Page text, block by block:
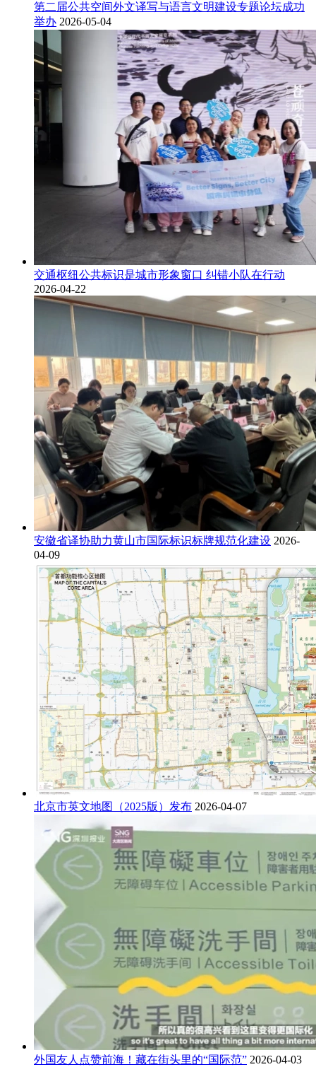
第二届公共空间外文译写与语言文明建设专题论坛成功
举办 2026-05-04
交通枢纽公共标识是城市形象窗口 纠错小队在行动
2026-04-22
安徽省译协助力黄山市国际标识标牌规范化建设 2026-
04-09
北京市英文地图（2025版）发布 2026-04-07
外国友人点赞前海！藏在街头里的“国际范” 2026-04-03